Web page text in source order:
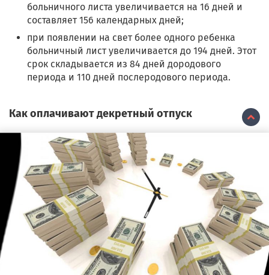
больничного листа увеличивается на 16 дней и
составляет 156 календарных дней;
при появлении на свет более одного ребенка
больничный лист увеличивается до 194 дней. Этот
срок складывается из 84 дней дородового
периода и 110 дней послеродового периода.
Как оплачивают декретный отпуск